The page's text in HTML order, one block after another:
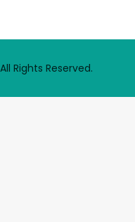
Rights Reserved.